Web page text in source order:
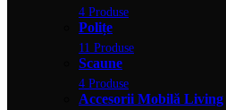
4 Produse
Polițe
11 Produse
Scaune
4 Produse
Accesorii Mobilă Living